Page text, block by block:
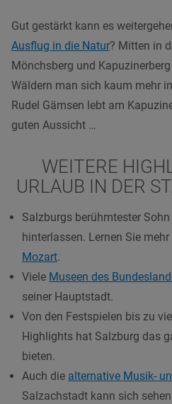
Gut gestärkt kann es
Ausflug in die Natur? Mitten in
Mönchsberg und
Wäldern man sich kaum mehr
Rudel Gämsen lebt am
guten Aussicht …
WEITERE
URLAUB IN DER
Salzburgs berühmtester
hinterlassen. Lernen Sie mehr
Mozart.
Viele Museen des
seiner Hauptstadt.
Von den Festspielen bis zu
Highlights hat Salzburg das
bieten.
Auch die alternative Musik-
Salzachstadt kann sich